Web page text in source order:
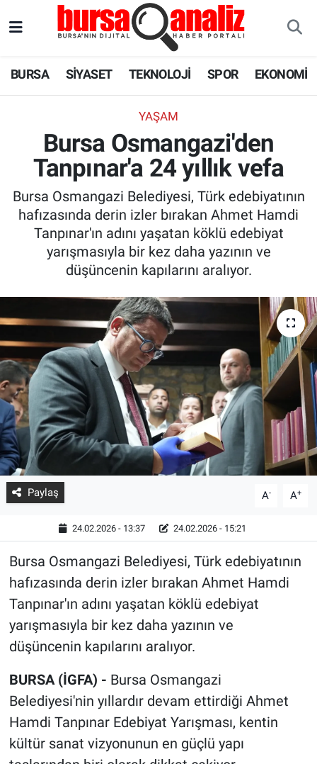
BURSA SİYASET TEKNOLOJİ SPOR EKONOMİ
YAŞAM
Bursa Osmangazi'den
Tanpınar'a 24 yıllık vefa
Bursa Osmangazi Belediyesi, Türk edebiyatının
hafızasında derin izler bırakan Ahmet Hamdi
Tanpınar'ın adını yaşatan köklü edebiyat
yarışmasıyla bir kez daha yazının ve
düşüncenin kapılarını aralıyor.
Paylaş A- A+
24.02.2026 - 13:37 24.02.2026 - 15:21
Bursa Osmangazi Belediyesi, Türk edebiyatının
hafızasında derin izler bırakan Ahmet Hamdi
Tanpınar'ın adını yaşatan köklü edebiyat
yarışmasıyla bir kez daha yazının ve
düşüncenin kapılarını aralıyor.
BURSA (İGFA) - Bursa Osmangazi
Belediyesi'nin yıllardır devam ettirdiği Ahmet
Hamdi Tanpınar Edebiyat Yarışması, kentin
kültür sanat vizyonunun en güçlü yapı
SPOR
EKONOMİ
SAĞLIK
ASTROLOJİ
Süper Lig Puan Durumu ve Fikstür
Tüm Manşetler
Son Dakika Haberleri
Haber Arşivi